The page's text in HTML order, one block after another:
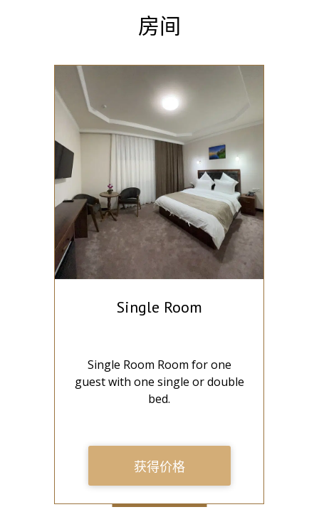
房间
Single Room
Single Room Room for one
guest with one single or double
bed.
获得价格